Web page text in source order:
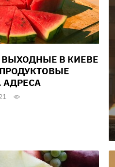
ВЫХОДНЫЕ В КИЕВЕ
АДРЕСА